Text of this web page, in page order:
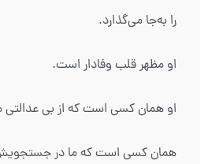
را به‌جا می‌گذارد.
او مظهر قلب وفادار است.
او همان کسی است که از بی
همان کسی است که ما در جستجویش